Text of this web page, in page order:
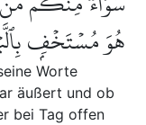
هُوَ مُسۡتَخۡفِۭ
Worte
äußert und ob
bei Tag offen